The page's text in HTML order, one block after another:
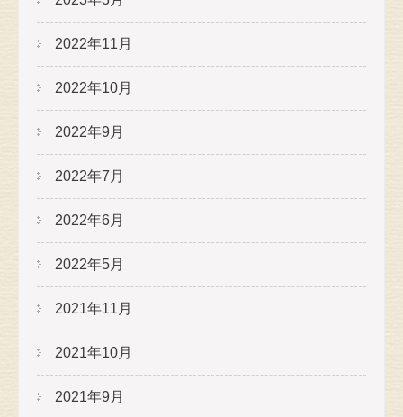
2022年11月
2022年10月
2022年9月
2022年7月
2022年6月
2022年5月
2021年11月
2021年10月
2021年9月